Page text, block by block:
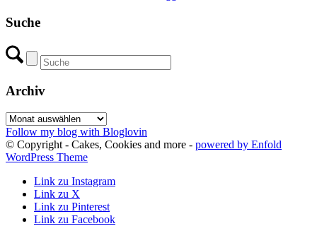
Suche
Archiv
Archiv
Follow my blog with Bloglovin
© Copyright - Cakes, Cookies and more - powered by Enfold
WordPress Theme
Link zu Instagram
Link zu X
Link zu Pinterest
Link zu Facebook